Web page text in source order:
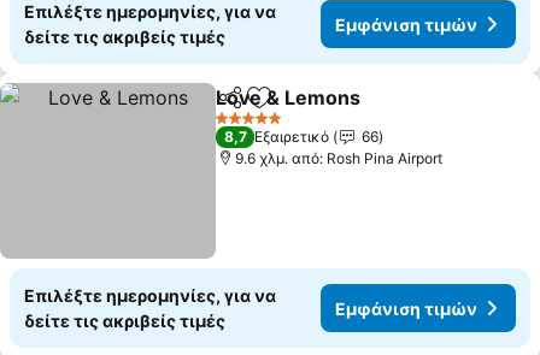
Επιλέξτε ημερομηνίες, για να
δείτε τις ακριβείς τιμές
Εμφάνιση τιμών
Κοινοποίηση
Προσθήκη στα αγαπημένα
Love & Lemons
5 Αστέρια
8,7 Εξαιρετικό
66
9.6 χλμ. από: Rosh Pina Airport
Επιλέξτε ημερομηνίες, για να
δείτε τις ακριβείς τιμές
Εμφάνιση τιμών